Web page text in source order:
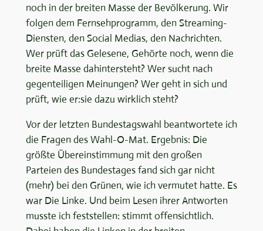
noch in der breiten Masse der Bevölkerung. Wir
folgen dem Fernsehprogramm, den Streaming-
Diensten, den Social Medias, den Nachrichten.
Wer prüft das Gelesene, Gehörte noch, wenn die
breite Masse dahintersteht? Wer sucht nach
gegenteiligen Meinungen? Wer geht in sich und
prüft, wie er:sie dazu wirklich steht?
Vor der letzten Bundestagswahl beantwortete ich
die Fragen des Wahl-O-Mat. Ergebnis: Die
größte Übereinstimmung mit den großen
Parteien des Bundestages fand sich gar nicht
(mehr) bei den Grünen, wie ich vermutet hatte. Es
war Die Linke. Und beim Lesen ihrer Antworten
musste ich feststellen: stimmt offensichtlich.